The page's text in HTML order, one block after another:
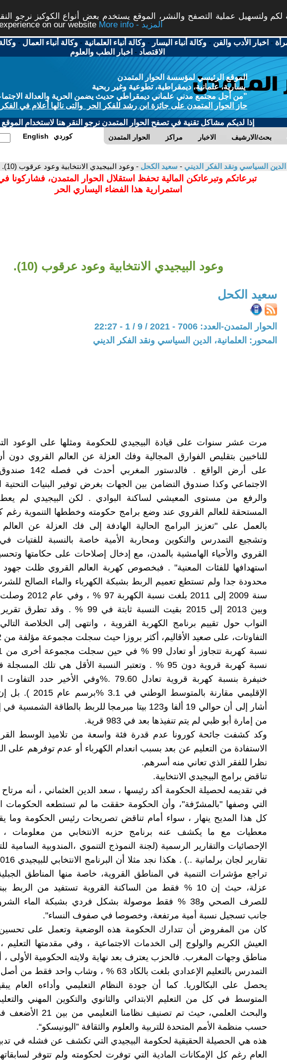
ولتسهيل عملية التصفح والنشر، الموقع يستخدم بعض أنواع الكوكيز نرجو
on our website
More info - المزيد
- اخبار الأدب والفن -وكالة أنباء اليسار -وكالة أنباء العلمانية -وكالة أنباء العمال -
الاقتصاد - اخبار الطب والعلوم
الموقع الرئيسي لمؤسسة الحوار المتمدن
يسارية، علمانية، ديمقراطية، تطوعية وغير ربحية
"من أجل مجتمع مدني علماني ديمقراطي حديث يضمن الحرية والعدالة
حاز الحوار المتمدن على جائزة ابن رشد للفكر الحر والتى نالها أعلام في الفكر
إذا لديكم مشاكل تقنية في تصفح الحوار المتمدن نرجو النقر هنا لاستخدام الموقع
الحوار المتمدن مراكز الاخبار بحث/الارشيف English كوردي
الدين السياسي ونقد الفكر الديني - سعيد الكحل - وعود البيجيدي الانتخابية وعود عرقوب (10).
تبرعاتكم وتبرعاتكن المالية تحفظ استقلال الحوار المتمدن، فشاركونا
استمرارية هذا الفضاء اليساري الحر
وعود البيجيدي الانتخابية وعود عرقوب (10).
سعيد الكحل
الحوار المتمدن-العدد: 7006 - 2021 / 9 / 1 - 22:27
المحور: العلمانية، الدين السياسي ونقد الفكر الديني
مرت عشر سنوات على قيادة البيجيدي للحكومة ومثلها على الوعود
للناخبين بتقليص الفوارق المجالية وفك العزلة عن العالم القروي دون
على أرض الواقع . فالدستور
الاجتماعي وكذا صندوق التضامن بين الجهات بغرض توفير البنيات التحتية
والرفع من مستوى المعيشي لساكنة البوادي . لكن البيجيدي لم يعط
المستحقة للعالم القروي عند وضع برامج حكومته وخططها التنموية رغم
بالعمل على "تعزيز البرامج الحالية الهادفة إلى فك العزلة عن العالم
وتشجيع التمدرس والتكوين ومحاربة الأمية خاصة بالنسبة للفتيات
القروي والأحياء الهامشية بالمدن، مع إدخال إصلاحات على حكامتها
استهدافها للفئات المعنية" . فبخصوص كهربة العالم القروي ظلت جهود
محدودة جدا ولم تستطع تعميم الربط بشبكة الكهرباء والماء الصالح
وبين 2013 إلى 2015 بقيت النسبة ثابتة في 99 % .
النواب حول تقييم برنامج الكهربة القروية ، وانتهى إلى الخلاصة
نسبة كهربة قروية دون 95 % . وتعتبر النسبة الأقل هي تلك
خنيفرة بنسبة كهربة قروية تعادل 79.60 .%وفي الأخير حدد
الإقليمي مقارنة بالمتوسط الوطني
أشار إلى أن حوالي 19 ألفا و123 بيتا مبرمجا للربط بالطاقة
من إمارة أبو ظبي لم يتم تنفيذها بعد في 983 قرية.
وكد كشفت جائحة كورونا عدم قدرة فئة واسعة من تلاميذ الوسط
الاستفادة من التعليم عن بعد بسبب انعدام الكهرباء أو عدم توفرهم على
نظرا للفقر الذي تعاني منه أسرهم.
تناقض برامج البيجيدي الانتخابية.
في تقديمه لحصيلة الحكومة أكد رئيسها ، سعد الدين العثماني ، أنه
التي وصفها "بالمشرّفة"، وأن الحكومة حققت ما لم تستطعه الحكومات
كل هذا المديح ينهار ، سواء أمام تناقض تصريحات رئيس الحكومة وما
معطيات مع ما يكشف عنه برنامج حزبه الانتخابي من معلومات ،
الإحصائيات والتقارير الرسمية (لجنة النموذج التنموي ،المندوبية السامية
تراجع مؤشرات التنمية في المناطق القروية، خاصة منها المناطق الجبلية
عزلة، حيث إن 10 % فقط من الساكنة القروية تستفيد من الربط
للصرف الصحي و38 % فقط موصولة بشكل فردي بشبكة الماء
جانب تسجيل نسبة أمية مرتفعة، وخصوصا في صفوف النساء".
كان من المفروض أن تتدارك الحكومة هذه الوضعية وتعمل على
العيش الكريم والولوج إلى الخدمات الاجتماعية ، وفي مقدمتها
مناطق وجهات المغرب. فالحزب يعترف بعد نهاية ولايته الحكومية الأولى ،
يحصل على البكالوريا. كما أن جودة النظام التعليمي وأداءه العام
المتوسط في كل من التعليم الابتدائي والثانوي والتكوين المهني
والبحث العلمي، حيث تم تصنيف نظامنا
حسب منظمة الأمم المتحدة للتربية والعلوم والثقافة ”اليونيسكو“.
هذه هي الحصيلة الحقيقية لحكومة البيجيدي التي تكشف عن فشله في
العام رغم كل الإمكانات المادية التي توفرت لحكومته ولم تتوفر